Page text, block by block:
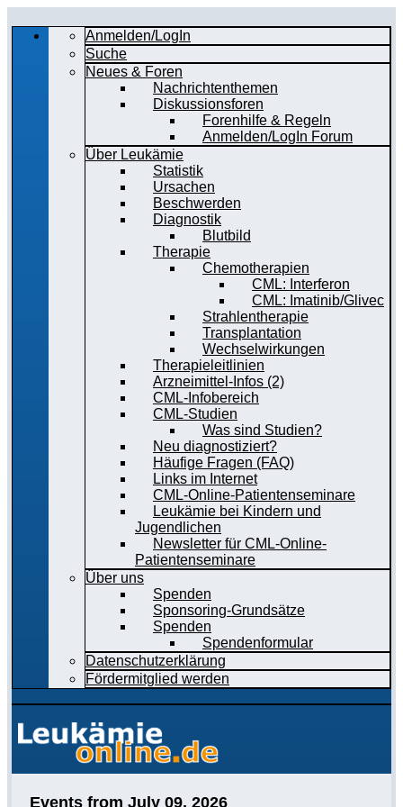
Anmelden/LogIn
Suche
Neues & Foren
Nachrichtenthemen
Diskussionsforen
Forenhilfe & Regeln
Anmelden/LogIn Forum
Über Leukämie
Statistik
Ursachen
Beschwerden
Diagnostik
Blutbild
Therapie
Chemotherapien
CML: Interferon
CML: Imatinib/Glivec
Strahlentherapie
Transplantation
Wechselwirkungen
Therapieleitlinien
Arzneimittel-Infos (2)
CML-Infobereich
CML-Studien
Was sind Studien?
Neu diagnostiziert?
Häufige Fragen (FAQ)
Links im Internet
CML-Online-Patientenseminare
Leukämie bei Kindern und
Jugendlichen
Newsletter für CML-Online-
Patientenseminare
Über uns
Spenden
Sponsoring-Grundsätze
Spenden
Spendenformular
Datenschutzerklärung
Fördermitglied werden
Events from July 09, 2026